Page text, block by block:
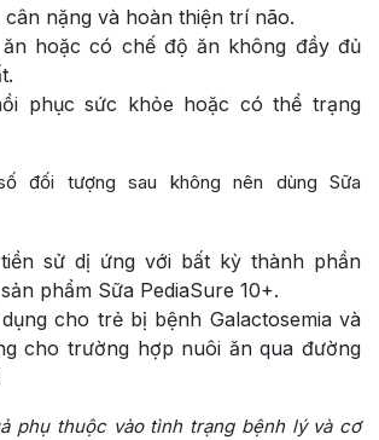
nặng và hoàn thiện trí não.
ăn hoặc có chế độ ăn không đầy đủ
phục sức khỏe hoặc có thể trạng
đối tượng sau không nên dùng Sữa
sử dị ứng với bất kỳ thành phần
phẩm Sữa PediaSure 10+.
cho trẻ bị bệnh Galactosemia và
cho trường hợp nuôi ăn qua đường
phụ thuộc vào tình trạng bệnh lý và cơ